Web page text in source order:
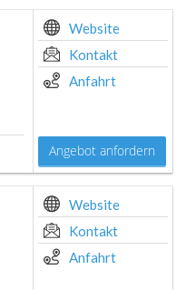
Website
Kontakt
Anfahrt
Angebot anfordern
Website
Kontakt
Anfahrt